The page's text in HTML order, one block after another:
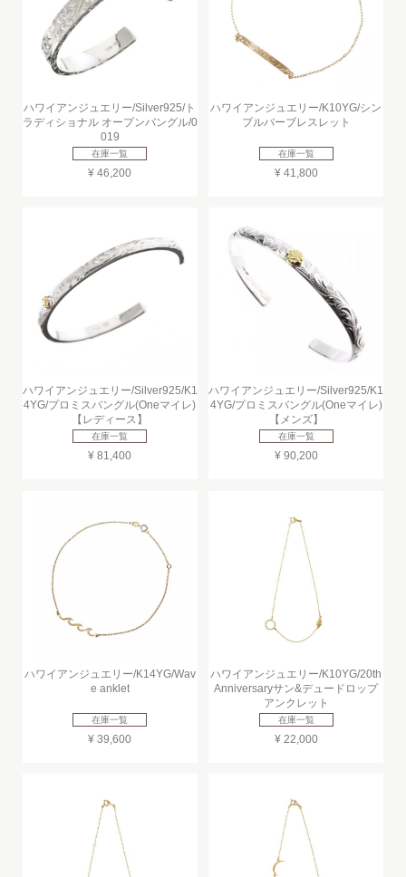
ハワイアンジュエリー/Silver925/ト
ラディショナル オープンバングル/0
019
在庫一覧
¥ 46,200
ハワイアンジュエリー/K10YG/シン
プルバーブレスレット
在庫一覧
¥ 41,800
ハワイアンジュエリー/Silver925/K1
4YG/プロミスバングル(Oneマイレ)
【レディース】
在庫一覧
¥ 81,400
ハワイアンジュエリー/Silver925/K1
4YG/プロミスバングル(Oneマイレ)
【メンズ】
在庫一覧
¥ 90,200
ハワイアンジュエリー/K14YG/Wav
e anklet
在庫一覧
¥ 39,600
ハワイアンジュエリー/K10YG/20th
Anniversaryサン&デュードロップ
アンクレット
在庫一覧
¥ 22,000